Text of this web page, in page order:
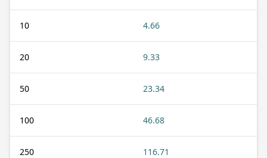
10 4.66
20 9.33
50 23.34
100 46.68
250 116.71